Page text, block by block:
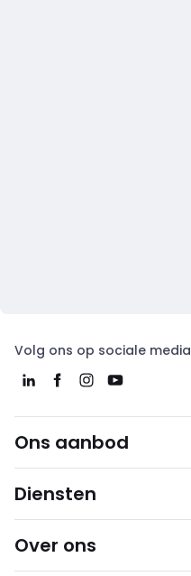
Volg ons op sociale media
Ons aanbod
Diensten
Over ons